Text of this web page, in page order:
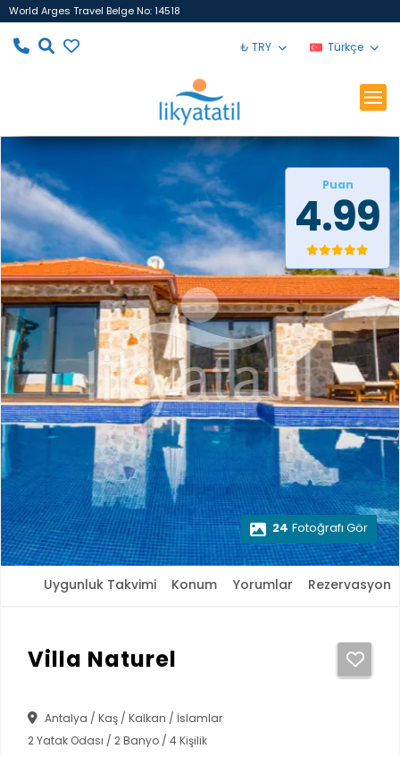
World Arges Travel Belge No: 14518
₺ TRY Türkçe
Puan
4.99
24 Fotoğrafı Gör
Uygunluk Takvimi Konum Yorumlar Rezervasyon
Villa Naturel
Antalya / Kaş / Kalkan / İslamlar
2 Yatak Odası / 2 Banyo / 4 Kişilik